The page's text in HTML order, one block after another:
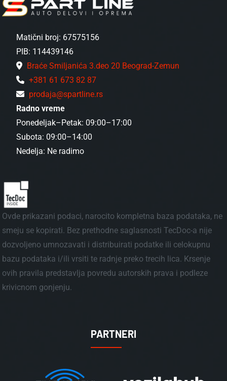
Matični broj: 67575156
PIB: 114439146
Braće Smiljanića 3.deo 20 Beograd-Zemun
+381 61 673 82 87
prodaja@spartline.rs
Radno vreme
Ponedeljak–Petak: 09:00–17:00
Subota: 09:00–14:00
Nedelja: Ne radimo
Ovde prikazani podaci, narocito kompletna baza podataka, ne
smeju se kopirati. Bez prethodne saglasnosti TecDoc-a nije
dozvoljeno umnozavati i distribuirati podatke ili celokupnu
bazu podataka i/ili vrsiti te radnje preko trecih lica. Krsenje
ovih pravila predstavlja povredu autorskih prava i podleze
krivicnom gonjenju.
PARTNERI